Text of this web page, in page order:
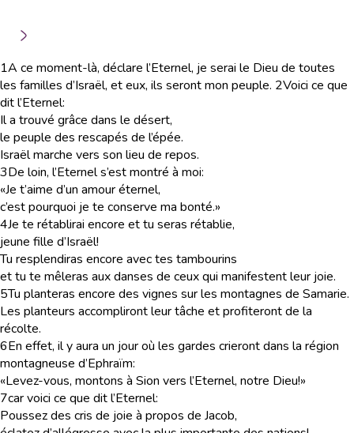
1A ce moment-là, déclare l’Eternel, je serai le Dieu de toutes
les familles d’Israël, et eux, ils seront mon peuple. 2Voici ce que
dit l’Eternel:
Il a trouvé grâce dans le désert,
le peuple des rescapés de l’épée.
Israël marche vers son lieu de repos.
3De loin, l’Eternel s’est montré à moi:
«Je t’aime d’un amour éternel,
c’est pourquoi je te conserve ma bonté.»
4Je te rétablirai encore et tu seras rétablie,
jeune fille d’Israël!
Tu resplendiras encore avec tes tambourins
et tu te mêleras aux danses de ceux qui manifestent leur joie.
5Tu planteras encore des vignes sur les montagnes de Samarie.
Les planteurs accompliront leur tâche et profiteront de la
récolte.
6En effet, il y aura un jour où les gardes crieront dans la région
montagneuse d’Ephraïm:
«Levez-vous, montons à Sion vers l’Eternel, notre Dieu!»
7car voici ce que dit l’Eternel:
Poussez des cris de joie à propos de Jacob,